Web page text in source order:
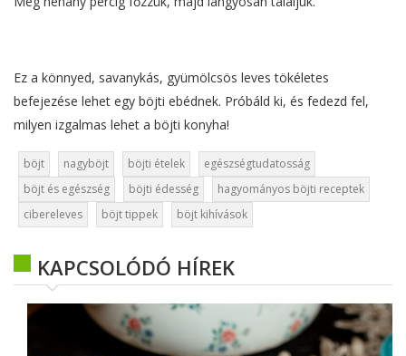
Ez a könnyed, savanykás, gyümölcsös leves tökéletes
befejezése lehet egy böjti ebédnek. Próbáld ki, és fedezd fel,
milyen izgalmas lehet a böjti konyha!
böjt nagyböjt böjti ételek
egészségtudatosság
böjt és egészség
böjti édesség
hagyományos böjti receptek
cibereleves
böjt tippek böjt kihívások
KAPCSOLÓDÓ HÍREK